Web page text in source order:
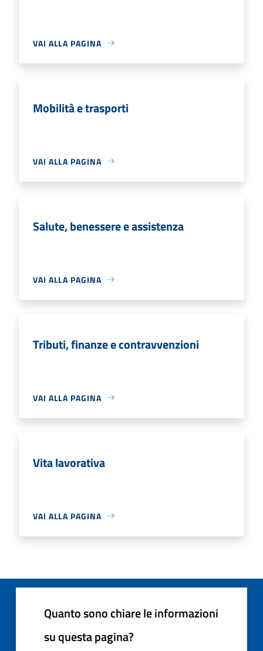
VAI ALLA PAGINA
Mobilità e trasporti
VAI ALLA PAGINA
Salute, benessere e assistenza
VAI ALLA PAGINA
Tributi, finanze e contravvenzioni
VAI ALLA PAGINA
Vita lavorativa
VAI ALLA PAGINA
Quanto sono chiare le informazioni
su questa pagina?